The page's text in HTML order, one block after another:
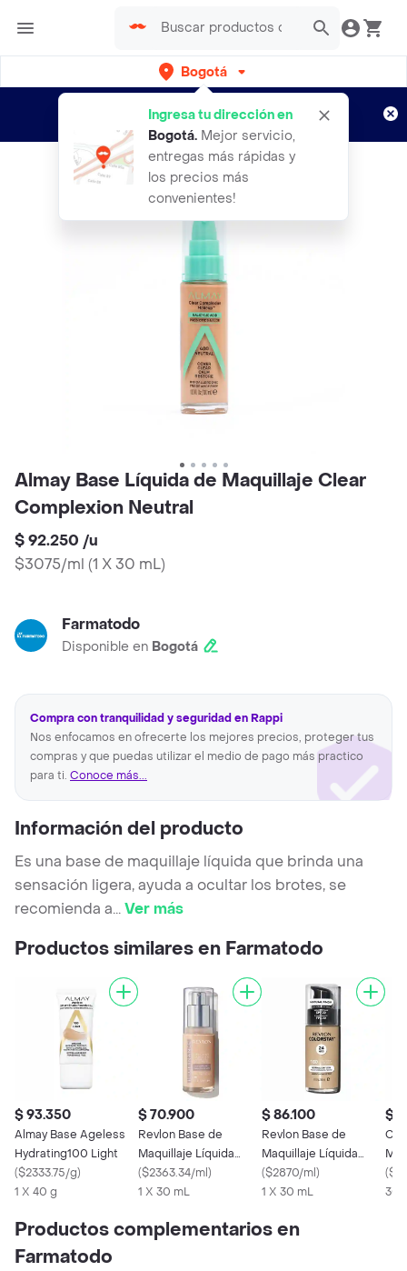
Bogotá
Ingresa tu dirección en
Bogotá. Mejor servicio,
entregas más rápidas y
los precios más
convenientes!
envíos gratis por semanas
Aplican TyC
Almay Base Líquida de Maquillaje Clear
Complexion Neutral
$ 92.250 /u
$3075/ml (1 X 30 mL)
Farmatodo
Disponible en Bogotá
Compra con tranquilidad y seguridad en Rappi
Nos enfocamos en ofrecerte los mejores precios, proteger tus
compras y que puedas utilizar el medio de pago más practico
para ti. Conoce más...
Información del producto
Es una base de maquillaje líquida que brinda una
sensación ligera, ayuda a ocultar los brotes, se
recomienda a...Ver más
Productos similares en Farmatodo
$ 93.350
Almay Base Ageless
Hydrating100 Light
($2333.75/g)
1 X 40 g
$ 70.900
Revlon Base de
Maquillaje Líquida
Iluminance Creamy
Natura 201
($2363.34/ml)
1 X 30 mL
$ 86.100
Revlon Base de
Maquillaje Líquida
Colorstay 180 Sand
Beige FPS20
($2870/ml)
1 X 30 mL
$
(
30
Productos complementarios en
Farmatodo